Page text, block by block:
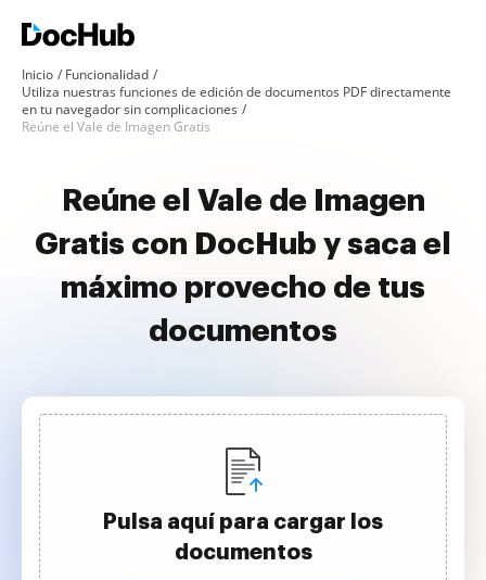
Inicio
Funcionalidad
Utiliza nuestras funciones de edición de documentos PDF directamente
en tu navegador sin complicaciones
Reúne el Vale de Imagen Gratis
Reúne el Vale de Imagen
Gratis con DocHub y saca el
máximo provecho de tus
documentos
Pulsa aquí para cargar los
documentos